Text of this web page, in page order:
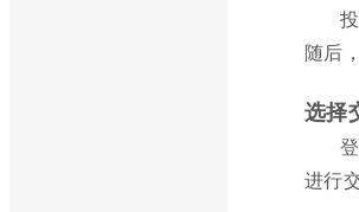
随后
选择
进行